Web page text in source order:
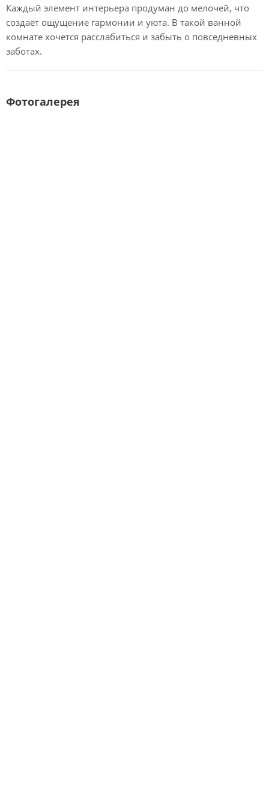
Каждый элемент интерьера продуман до мелочей, что
создаёт ощущение гармонии и уюта. В такой ванной
комнате хочется расслабиться и забыть о повседневных
заботах.
Фотогалерея